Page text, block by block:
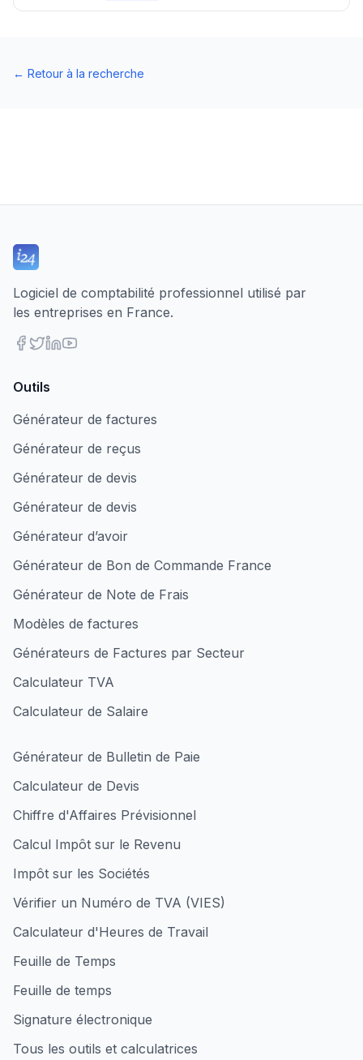
← Retour à la recherche
Logiciel de comptabilité professionnel utilisé par
les entreprises en France.
Outils
Générateur de factures
Générateur de reçus
Générateur de devis
Générateur de devis
Générateur d’avoir
Générateur de Bon de Commande France
Générateur de Note de Frais
Modèles de factures
Générateurs de Factures par Secteur
Calculateur TVA
Calculateur de Salaire
Générateur de Bulletin de Paie
Calculateur de Devis
Chiffre d'Affaires Prévisionnel
Calcul Impôt sur le Revenu
Impôt sur les Sociétés
Vérifier un Numéro de TVA (VIES)
Calculateur d'Heures de Travail
Feuille de Temps
Feuille de temps
Signature électronique
Tous les outils et calculatrices